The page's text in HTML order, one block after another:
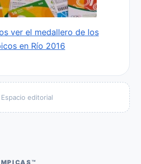
ver el medallero de los
en Río 2016
Espacio editorial